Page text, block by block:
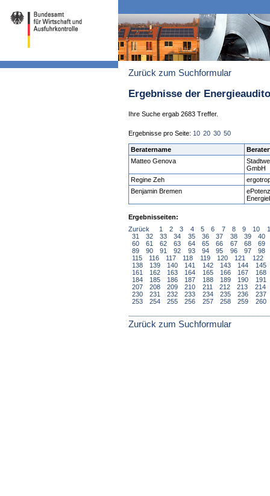
Zurück zum Suchformular
Ergebnisse der
Ihre Suche ergab 2683 Treffer.
Ergebnisse pro Seite: 10 20 30 50
Beratername
Matteo Genova
GmbH
Regine Zeh
Benjamin Bremen
Ergebnisseiten:
Zurück
1 2 3 4 5 6 7 8 9 10
31
32 33 34 35 36 37 38 39
40
60
61 62 63 64 65 66 67 68
69
89
90 91 92 93 94 95 96 97
98
115
116 117 118 119 120 121 122
138
139 140 141 142 143 144
145
161
162 163 164 165 166 167
168
184
185 186 187 188 189 190
191
207
208 209 210 211 212 213
214
230
231 232 233 234 235 236
237
253
254 255 256 257 258 259 260
Zurück zum Suchformular